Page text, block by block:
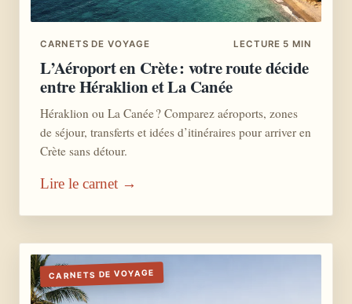
CARNETS DE VOYAGE LECTURE 5 MIN
L’Aéroport en Crète : votre route décide
entre Héraklion et La Canée
Héraklion ou La Canée ? Comparez aéroports, zones
de séjour, transferts et idées d’itinéraires pour arriver en
Crète sans détour.
Lire le carnet →
CARNETS DE VOYAGE